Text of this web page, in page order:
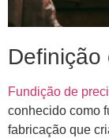
Definição
Fundição de
conhecido como
fabricação que